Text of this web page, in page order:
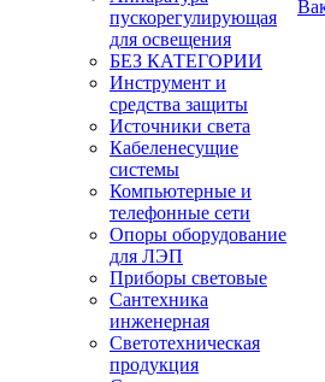
пускорегулирующая
для освещения
БЕЗ КАТЕГОРИИ
Инструмент и
средства защиты
Источники света
Кабеленесущие
системы
Компьютерные и
телефонные сети
Опоры оборудование
для ЛЭП
Приборы световые
Сантехника
инженерная
Светотехническая
продукция